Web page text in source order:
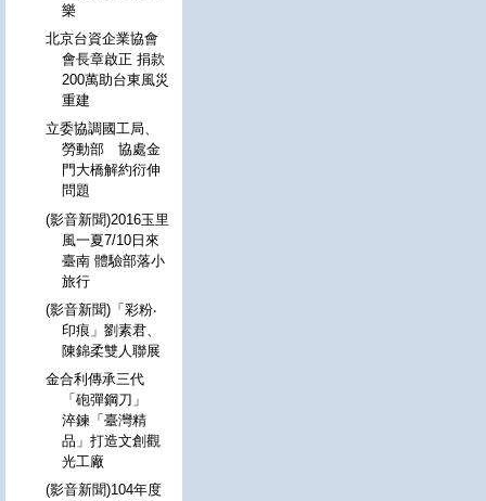
樂
北京台資企業協會
會長章啟正 捐款
200萬助台東風災
重建
立委協調國工局、
勞動部 協處金
門大橋解約衍伸
問題
(影音新聞)2016玉里
風一夏7/10日來
臺南 體驗部落小
旅行
(影音新聞)「彩粉‧
印痕」劉素君、
陳錦柔雙人聯展
金合利傳承三代
「砲彈鋼刀」
淬鍊「臺灣精
品」打造文創觀
光工廠
(影音新聞)104年度